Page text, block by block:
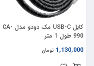
کابل USB-C مک دودو مدل CA-
990 طول 1 متر
1,130,000 تومان